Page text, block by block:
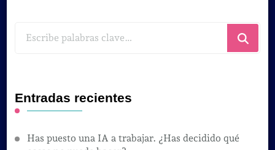
Entradas recientes
Has puesto una IA a trabajar. ¿Has decidido qué